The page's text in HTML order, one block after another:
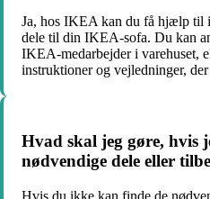
Ja, hos IKEA kan du få hjælp til
dele til din IKEA-sofa. Du kan
IKEA-medarbejder i varehuset,
instruktioner og vejledninger,
Hvad skal jeg gøre, hvis
nødvendige dele eller
Hvis du ikke kan finde de